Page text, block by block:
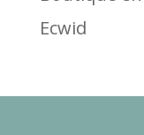
Ecwid